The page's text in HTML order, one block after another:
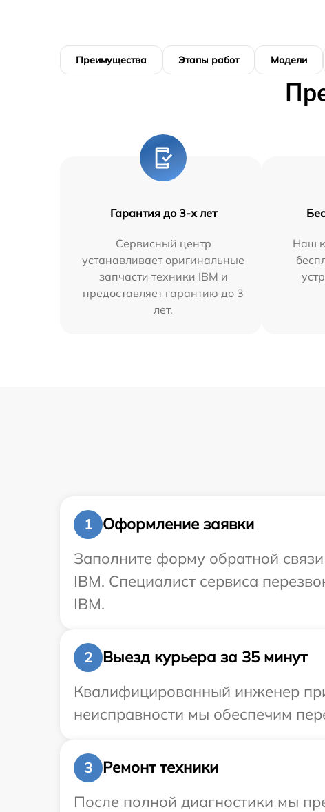
Преимущества Этапы работ Модели
Гарантия до 3-х лет
Сервисный центр
устанавливает оригинальные
запчасти техники IBM и
предоставляет гарантию до 3
лет.
Наш
1
Оформление заявки
Заполните форму обратной
IBM. Специалист сервиса
IBM.
2
Выезд курьера за 35 минут
Квалифицированный инженер
неисправности мы обеспечим
3
Ремонт техники
После полной диагностики мы